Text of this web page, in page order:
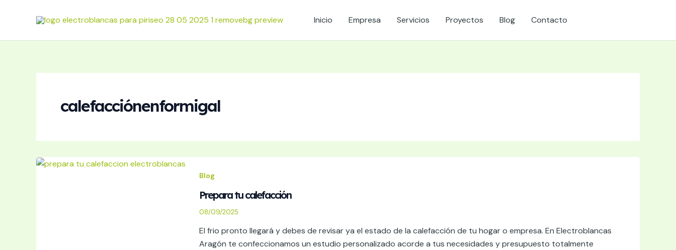
Inicio Empresa Servicios Proyectos Blog Contacto
calefacciónenformigal
Blog
Prepara tu calefacción
08/09/2025
El frio pronto llegará y debes de revisar ya el estado de la calefacción de tu hogar o empresa. En Electroblancas
Aragón te confeccionamos un estudio personalizado acorde a tus necesidades y presupuesto totalmente